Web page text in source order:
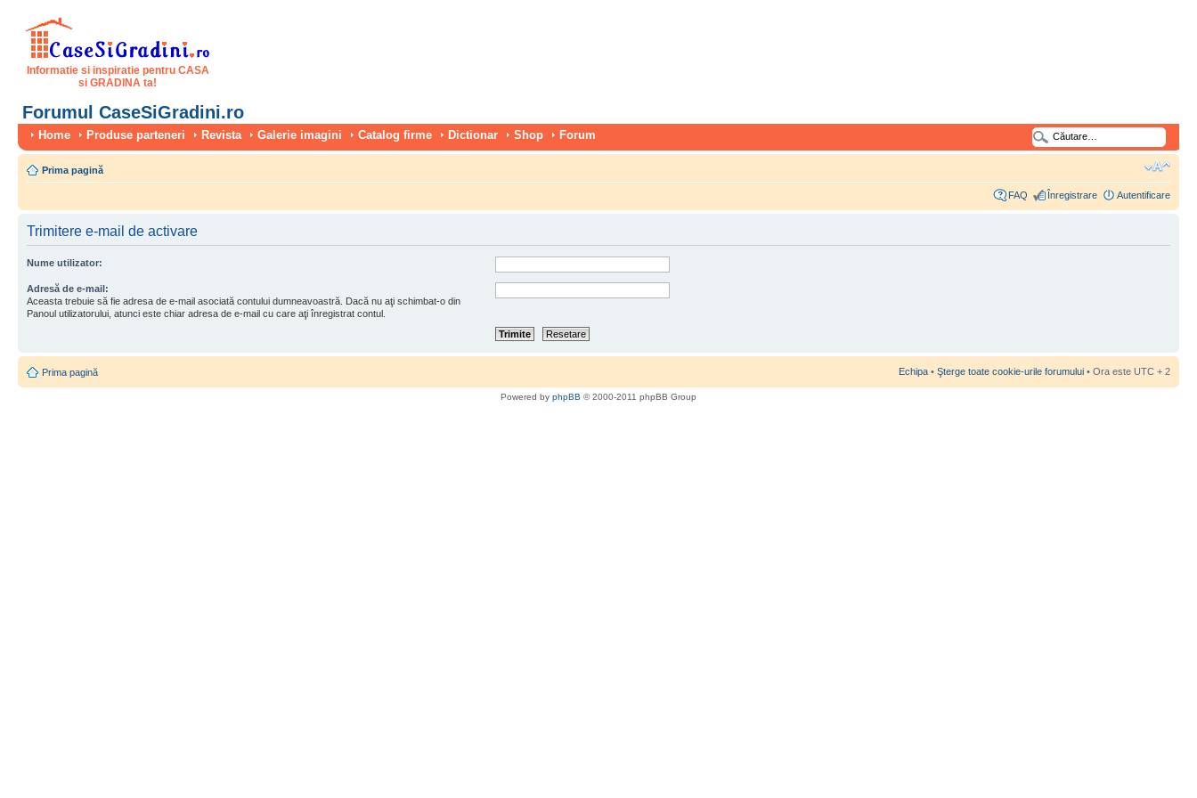
Informatie si inspiratie pentru CASA
si GRADINA ta!
Forumul CaseSiGradini.ro
Home Produse parteneri Revista Galerie imagini Catalog firme Dictionar Shop Forum
Prima pagină
FAQ Înregistrare Autentificare
Trimitere e-mail de activare
Nume utilizator:
Adresă de e-mail:
Aceasta trebuie să fie adresa de e-mail asociată contului dumneavoastră. Dacă nu aţi schimbat-o din
Panoul utilizatorului, atunci este chiar adresa de e-mail cu care aţi înregistrat contul.
Prima pagină Echipa • Şterge toate cookie-urile forumului • Ora este UTC + 2
Powered by phpBB © 2000-2011 phpBB Group